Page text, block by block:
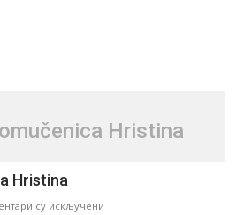
muzici:
posle
Hristina
Hristina
су искључени